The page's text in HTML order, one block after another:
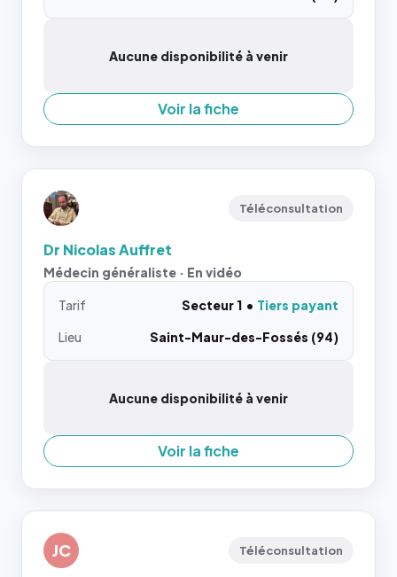
Aucune disponibilité à venir
Voir la fiche
Téléconsultation
Dr Nicolas Auffret
Médecin généraliste · En vidéo
Tarif Secteur 1
Tiers payant
Lieu
Saint-Maur-des-Fossés (94)
Aucune disponibilité à venir
Voir la fiche
JC Téléconsultation